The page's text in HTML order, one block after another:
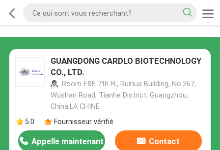
GUANGDONG CARDLO BIOTECHNOLOGY
CO., LTD.
Room E&F, 7th Fl., Ruihua Building, No.267,
Wushan Road, Tianhe District, Guangzhou,
China,LA CHINE
5.0
Fournisseur vérifié
Appelle maintenant Contact